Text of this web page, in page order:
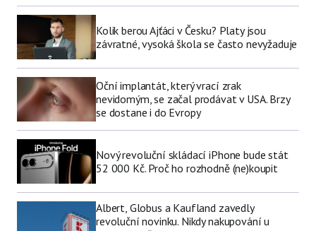
Kolik berou Ajťáci v Česku? Platy jsou
závratné, vysoká škola se často nevyžaduje
Oční implantát, který vrací zrak
nevidomým, se začal prodávat v USA. Brzy
se dostane i do Evropy
Nový revoluční skládací iPhone bude stát
52 000 Kč. Proč ho rozhodně (ne)koupit
Albert, Globus a Kaufland zavedly
revoluční novinku. Nikdy nakupování u